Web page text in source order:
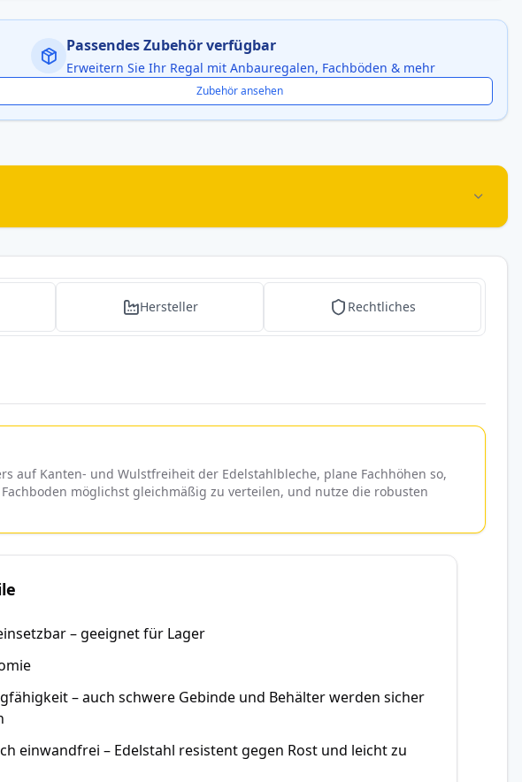
Passendes Zubehör verfügbar
Erweitern Sie Ihr Regal mit Anbauregalen, Fachböden & mehr
Zubehör ansehen
Hersteller Rechtliches
auf Kanten- und Wulstfreiheit der Edelstahlbleche, plane Fachhöhen so,
möglichst gleichmäßig zu verteilen, und nutze die robusten
– geeignet für Lager
– auch schwere Gebinde und Behälter werden sicher
einwandfrei – Edelstahl resistent gegen Rost und leicht zu